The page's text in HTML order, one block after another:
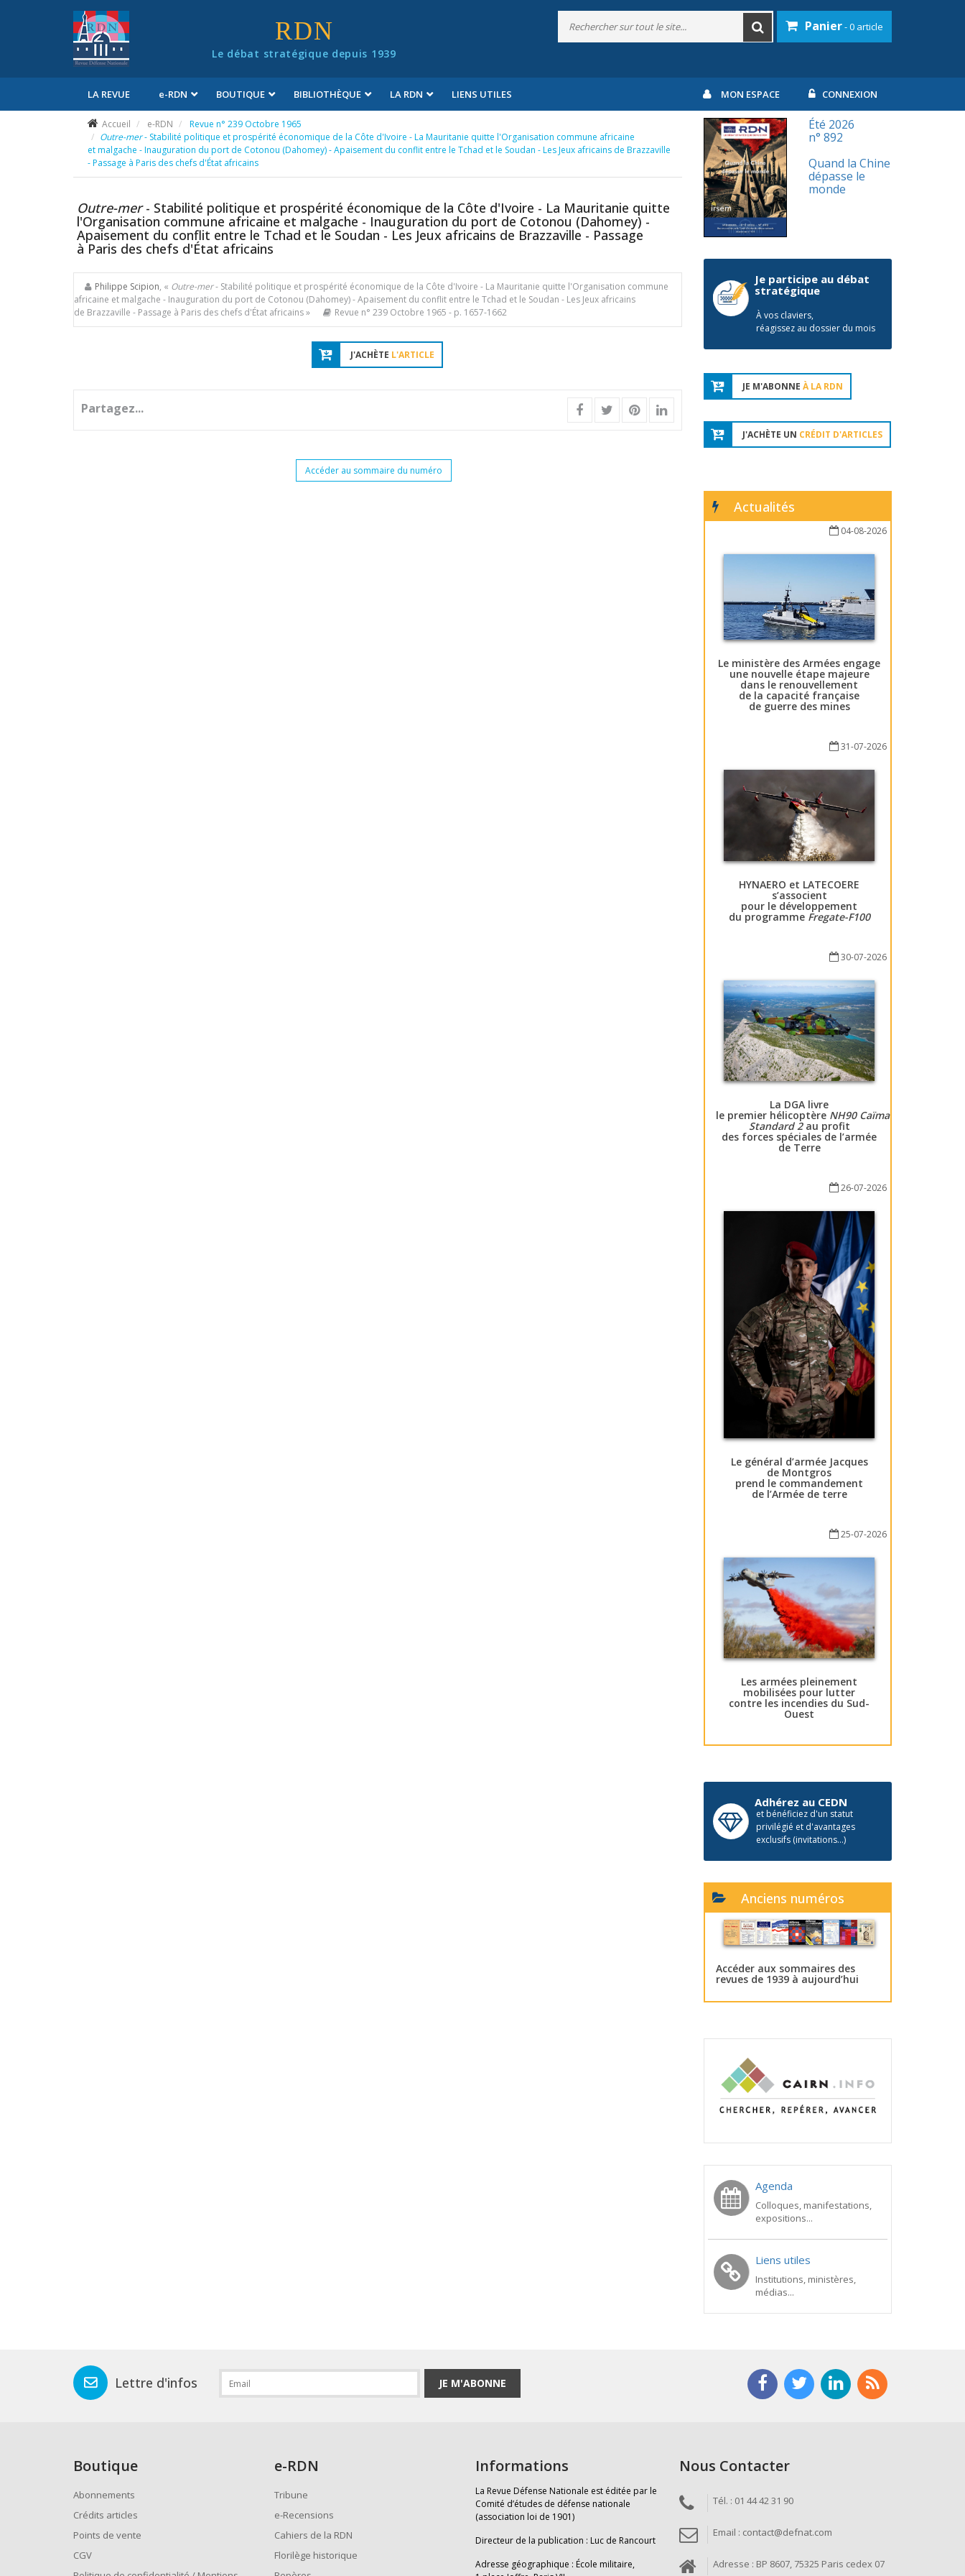
RDN
Le débat stratégique depuis 1939
Panier- 0 article
LA REVUE e-RDN BOUTIQUE BIBLIOTHÈQUE LA RDN LIENS UTILES MON ESPACE CONNEXION
Accueil e-RDN
Revue n° 239 Octobre 1965
Outre-mer- Stabilité politique et prospérité économique de la Côte d'Ivoire - La Mauritanie quitte l'Organisation commune africaine
et malgache - Inauguration du port de Cotonou (Dahomey) - Apaisement du conflit entre le Tchad et le Soudan - Les Jeux africains de Brazzaville
- Passage à Paris des chefs d'État africains
Outre-mer- Stabilité politique et prospérité économique de la Côte d'Ivoire - La Mauritanie quitte
l'Organisation commune africaine et malgache - Inauguration du port de Cotonou (Dahomey) -
Apaisement du conflit entre le Tchad et le Soudan - Les Jeux africains de Brazzaville - Passage
à Paris des chefs d'État africains
Philippe Scipion, « Outre-mer- Stabilité politique et prospérité économique de la Côte d'Ivoire - La Mauritanie quitte l'Organisation commune
africaine et malgache - Inauguration du port de Cotonou (Dahomey) - Apaisement du conflit entre le Tchad et le Soudan - Les Jeux africains
de Brazzaville - Passage à Paris des chefs d'État africains »
Revue n° 239 Octobre 1965 - p. 1657-1662
J'ACHÈTE L'ARTICLE
Partagez...
Accéder au sommaire du numéro
Été 2026
n° 892
Quand la Chine
dépasse le
monde
Je participe au débat
stratégique
À vos claviers,
réagissez au dossier du mois
JE M'ABONNE À LA RDN
J'ACHÈTE UN CRÉDIT D'ARTICLES
Actualités
04-08-2026
Le ministère des Armées engage
une nouvelle étape majeure
dans le renouvellement
de la capacité française
de guerre des mines
31-07-2026
HYNAERO et LATECOERE
s’associent
pour le développement
du programme Fregate-F100
30-07-2026
La DGA livre
le premier hélicoptère NH90 Caïman
Standard 2au profit
des forces spéciales de l’armée
de Terre
26-07-2026
Le général d’armée Jacques
de Montgros
prend le commandement
de l’Armée de terre
25-07-2026
Les armées pleinement
mobilisées pour lutter
contre les incendies du Sud-
Ouest
Adhérez au CEDN
et bénéficiez d'un statut
privilégié et d'avantages
exclusifs (invitations...)
Anciens numéros
Accéder aux sommaires des
revues de 1939 à aujourd’hui
Agenda
Colloques, manifestations,
expositions...
Liens utiles
Institutions, ministères,
médias...
Lettre d'infos JE M'ABONNE
Boutique
Abonnements
Crédits articles
Points de vente
CGV
e-RDN
Tribune
e-Recensions
Cahiers de la RDN
Florilège historique
Informations
La Revue Défense Nationale est éditée par le
Comité d’études de défense nationale
(association loi de 1901)
Directeur de la publication : Luc de Rancourt
Adresse géographique : École militaire,
Nous Contacter
Tél. : 01 44 42 31 90
Email : contact@defnat.com
Adresse : BP 8607, 75325 Paris cedex 07